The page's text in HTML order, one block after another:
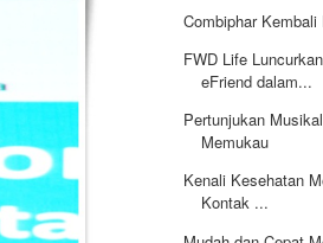
Combiphar
FWD Life
eFriend dalam...
Pertunjukan
Memukau
Kenali Kesehatan
Kontak ...